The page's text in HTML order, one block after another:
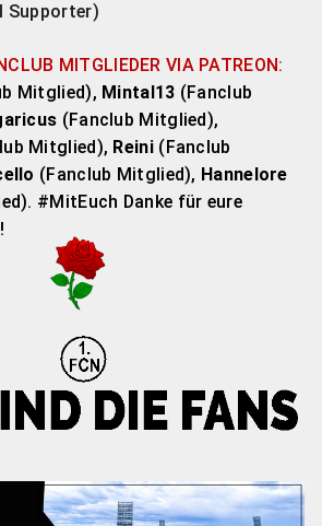
Supporter)
MITGLIEDER VIA PATREON:
Mitglied), Mintal13 (Fanclub
(Fanclub Mitglied),
Mitglied), Reini(Fanclub
(Fanclub Mitglied), Hannelore
#MitEuch Danke für eure